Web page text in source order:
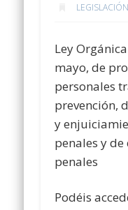
LEGISLACIÓN
Ley
mayo, de
personales
prevención,
y
penales y de
penales
Podéis